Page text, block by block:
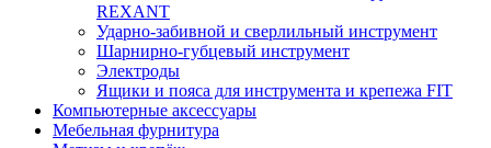
REXANT
Ударно-забивной и сверлильный инструмент
Шарнирно-губцевый инструмент
Электроды
Ящики и пояса для инструмента и крепежа FIT
Компьютерные аксессуары
Мебельная фурнитура